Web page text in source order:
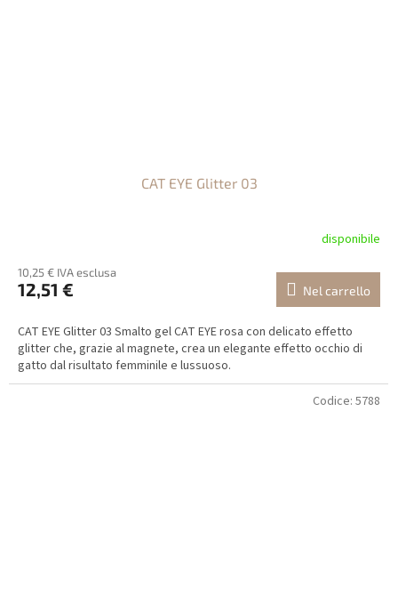
CAT EYE Glitter 03
disponibile
10,25 € IVA esclusa
12,51 € Nel carrello
CAT EYE Glitter 03 Smalto gel CAT EYE rosa con delicato effetto
glitter che, grazie al magnete, crea un elegante effetto occhio di
gatto dal risultato femminile e lussuoso.
Codice: 5788